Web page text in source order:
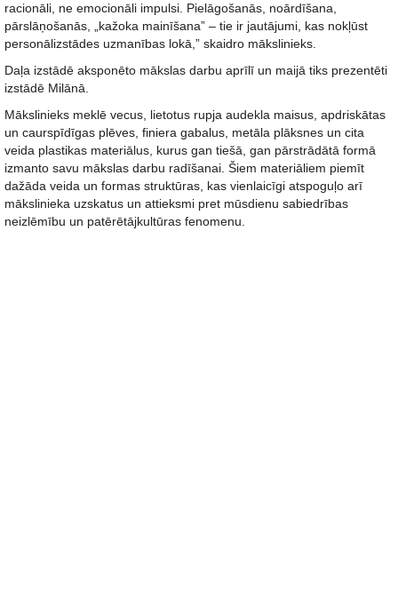
racionāli, ne emocionāli impulsi. Pielāgošanās, noārdīšana,
pārslāņošanās, „kažoka mainīšana” – tie ir jautājumi, kas nokļūst
personālizstādes uzmanības lokā,” skaidro mākslinieks.
Daļa izstādē aksponēto mākslas darbu aprīlī un maijā tiks prezentēti
izstādē Milānā.
Mākslinieks meklē vecus, lietotus rupja audekla maisus, apdriskātas
un caurspīdīgas plēves, finiera gabalus, metāla plāksnes un cita
veida plastikas materiālus, kurus gan tiešā, gan pārstrādātā formā
izmanto savu mākslas darbu radīšanai. Šiem materiāliem piemīt
dažāda veida un formas struktūras, kas vienlaicīgi atspoguļo arī
mākslinieka uzskatus un attieksmi pret mūsdienu sabiedrības
neizlēmību un patērētājkultūras fenomenu.